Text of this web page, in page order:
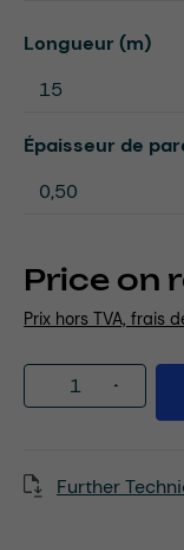
Price on
Prix hors TVA, frais
Select
Longueur (m)
Select
Épaisseur de
Product
Further